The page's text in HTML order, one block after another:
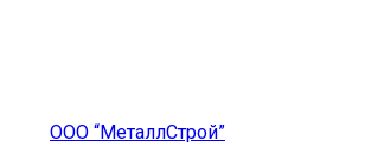
ООО “МеталлСтрой”